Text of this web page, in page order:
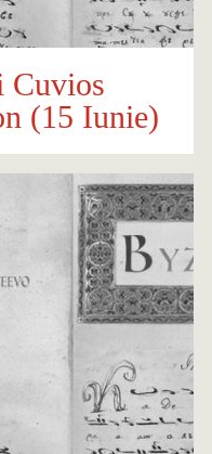
Cuvios
(15 Iunie)